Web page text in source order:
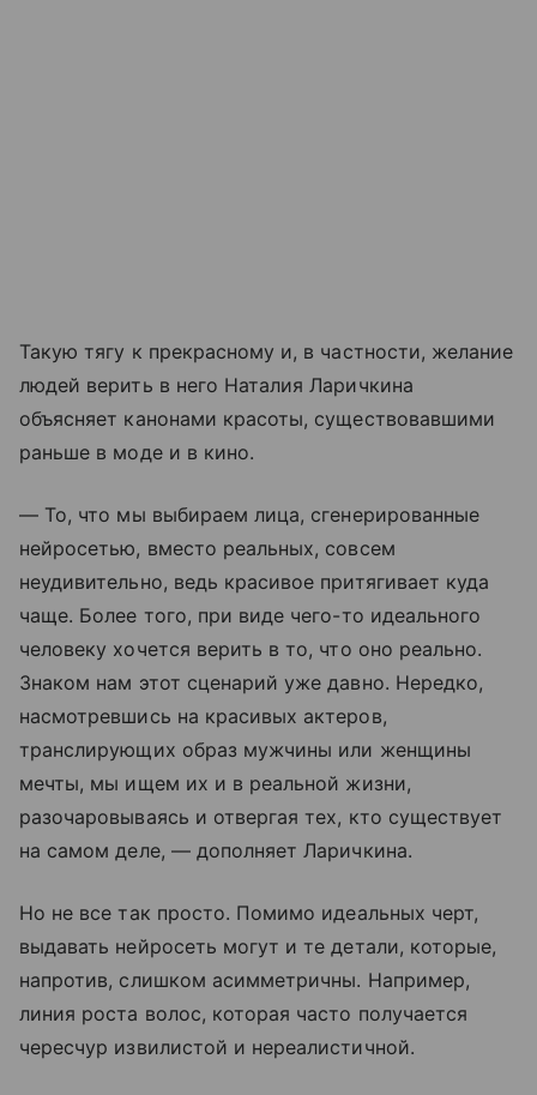
Такую тягу к прекрасному и, в частности, желание
людей верить в него Наталия Ларичкина
объясняет канонами красоты, существовавшими
раньше в моде и в кино.
— То, что мы выбираем лица, сгенерированные
нейросетью, вместо реальных, совсем
неудивительно, ведь красивое притягивает куда
чаще. Более того, при виде чего-то идеального
человеку хочется верить в то, что оно реально.
Знаком нам этот сценарий уже давно. Нередко,
насмотревшись на красивых актеров,
транслирующих образ мужчины или женщины
мечты, мы ищем их и в реальной жизни,
разочаровываясь и отвергая тех, кто существует
на самом деле, — дополняет Ларичкина.
Но не все так просто. Помимо идеальных черт,
выдавать нейросеть могут и те детали, которые,
напротив, слишком асимметричны. Например,
линия роста волос, которая часто получается
чересчур извилистой и нереалистичной.